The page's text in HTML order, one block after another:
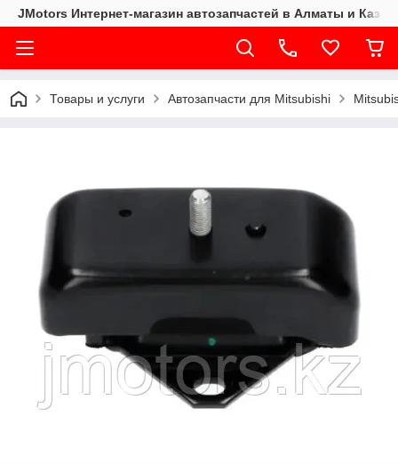
JMotors Интернет-магазин автозапчастей в Алматы и
Товары и услуги Автозапчасти для Mitsubishi